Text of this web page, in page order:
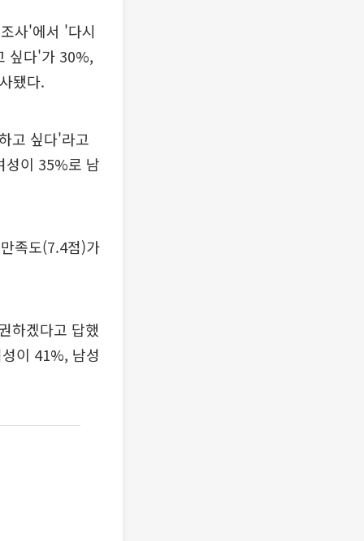
사'에서 '다시
싶다'가 30%,
됐다.
고 싶다'라고
성이 35%로 남
족도(7.4점)가
하겠다고 답했
이 41%, 남성